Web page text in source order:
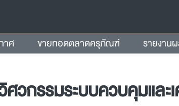
าศ ขายทอดตลาดครุภัณฑ์ รายงาน
วกรรมระบบควบคุมและ